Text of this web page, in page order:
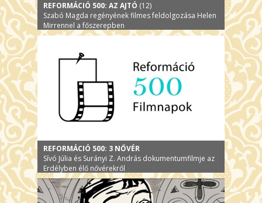
REFORMÁCIÓ 500: AZ AJTÓ (12)
Szabó Magda regényének filmes feldolgozása Helen
Mirrennel a főszerepben
REFORMÁCIÓ 500: 3 NŐVÉR
Sívó Júlia és Surányi Z. András dokumentumfilmje az
Erdélyben élő nővérekről